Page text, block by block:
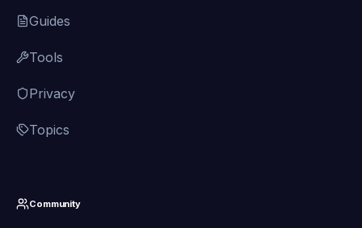
Guides
Tools
Privacy
Topics
Community